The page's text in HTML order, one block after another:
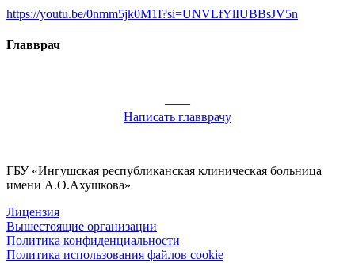
https://youtu.be/0nmm5jk0M1I?si=UNVLfYlIUBBsJV5n
Главврач
——
Написать главврачу
ГБУ «Ингушская республиканская клиническая больница
имени А.О.Ахушкова»
Лицензия
Вышестоящие организации
Политика конфиденциальности
Политика использования файлов cookie